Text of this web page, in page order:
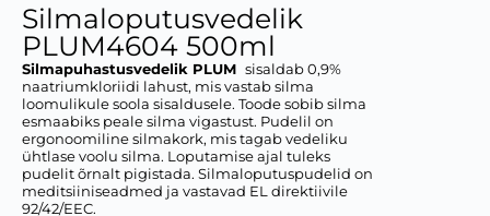
Silmaloputusvedelik
PLUM4604 500ml
Silmapuhastusvedelik PLUM sisaldab 0,9%
naatriumkloriidi lahust, mis vastab silma
loomulikule soola sisaldusele. Toode sobib silma
esmaabiks peale silma vigastust. Pudelil on
ergonoomiline silmakork, mis tagab vedeliku
ühtlase voolu silma. Loputamise ajal tuleks
pudelit õrnalt pigistada. Silmaloputuspudelid on
meditsiiniseadmed ja vastavad EL direktiivile
92/42/EEC.